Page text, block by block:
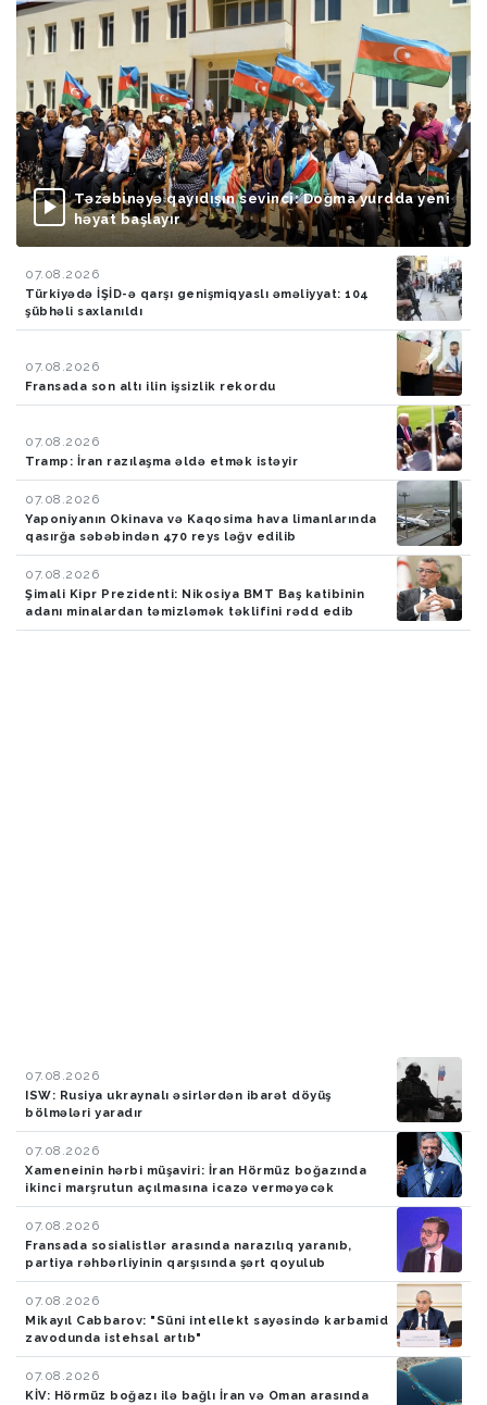
Təzəbinəyə qayıdışın sevinci: Doğma yurdda yeni
həyat başlayır
07.08.2026
Türkiyədə İŞİD-ə qarşı genişmiqyaslı əməliyyat: 104
şübhəli saxlanıldı
07.08.2026
Fransada son altı ilin işsizlik rekordu
07.08.2026
Tramp: İran razılaşma əldə etmək istəyir
07.08.2026
Yaponiyanın Okinava və Kaqosima hava limanlarında
qasırğa səbəbindən 470 reys ləğv edilib
07.08.2026
Şimali Kipr Prezidenti: Nikosiya BMT Baş katibinin
adanı minalardan təmizləmək təklifini rədd edib
07.08.2026
ISW: Rusiya ukraynalı əsirlərdən ibarət döyüş
bölmələri yaradır
07.08.2026
Xameneinin hərbi müşaviri: İran Hörmüz boğazında
ikinci marşrutun açılmasına icazə verməyəcək
07.08.2026
Fransada sosialistlər arasında narazılıq yaranıb,
partiya rəhbərliyinin qarşısında şərt qoyulub
07.08.2026
Mikayıl Cabbarov: "Süni intellekt sayəsində karbamid
zavodunda istehsal artıb"
07.08.2026
KİV: Hörmüz boğazı ilə bağlı İran və Oman arasında